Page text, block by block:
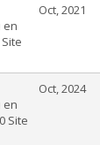
en
Oct, 2021
en
Site
Oct, 2024